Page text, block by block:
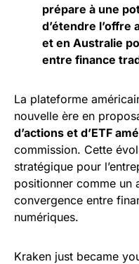
prépare à une
d’étendre l’offre
et en Australie
entre finance
La plateforme
nouvelle ère en
d’actions et d’ETF
commission. Cette
stratégique pour
positionner comme un
convergence entre
numériques.
Kraken just became